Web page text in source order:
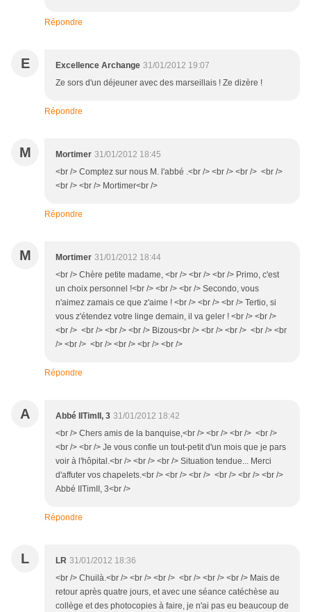
Répondre
E Excellence Archange 31/01/2012 19:07
Ze sors d'un déjeuner avec des marseillais ! Ze dizère !
Répondre
M Mortimer 31/01/2012 18:45
<br /> Comptez sur nous M. l'abbé .<br /> <br /> <br /> <br />
<br /> <br /> Mortimer<br />
Répondre
M Mortimer 31/01/2012 18:44
<br /> Chère petite madame, <br /> <br /> <br /> Primo, c'est
un choix personnel !<br /> <br /> <br /> Secondo, vous
n'aimez zamais ce que z'aime ! <br /> <br /> <br /> Tertio, si
vous z'étendez votre linge demain, il va geler ! <br /> <br />
<br /> <br /> <br /> <br /> Bizous<br /> <br /> <br /> <br /> <br
/> <br /> <br /> <br /> <br /> <br />
Répondre
A Abbé IITimII, 3 31/01/2012 18:42
<br /> Chers amis de la banquise,<br /> <br /> <br /> <br />
<br /> <br /> Je vous confie un tout-petit d'un mois que je pars
voir à l'hôpital.<br /> <br /> <br /> Situation tendue... Merci
d'affuter vos chapelets.<br /> <br /> <br /> <br /> <br /> <br />
Abbé IITimII, 3<br />
Répondre
L LR 31/01/2012 18:36
<br /> Chuilà.<br /> <br /> <br /> <br /> <br /> <br /> Mais de
retour après quatre jours, et avec une séance catéchèse au
collège et des photocopies à faire, je n'ai pas eu beaucoup de